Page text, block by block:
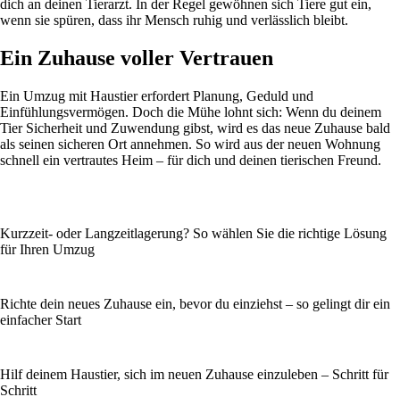
dich an deinen Tierarzt. In der Regel gewöhnen sich Tiere gut ein,
wenn sie spüren, dass ihr Mensch ruhig und verlässlich bleibt.
Ein Zuhause voller Vertrauen
Ein Umzug mit Haustier erfordert Planung, Geduld und
Einfühlungsvermögen. Doch die Mühe lohnt sich: Wenn du deinem
Tier Sicherheit und Zuwendung gibst, wird es das neue Zuhause bald
als seinen sicheren Ort annehmen. So wird aus der neuen Wohnung
schnell ein vertrautes Heim – für dich und deinen tierischen Freund.
Kurzzeit- oder Langzeitlagerung? So wählen Sie die richtige Lösung
für Ihren Umzug
Richte dein neues Zuhause ein, bevor du einziehst – so gelingt dir ein
einfacher Start
Hilf deinem Haustier, sich im neuen Zuhause einzuleben – Schritt für
Schritt